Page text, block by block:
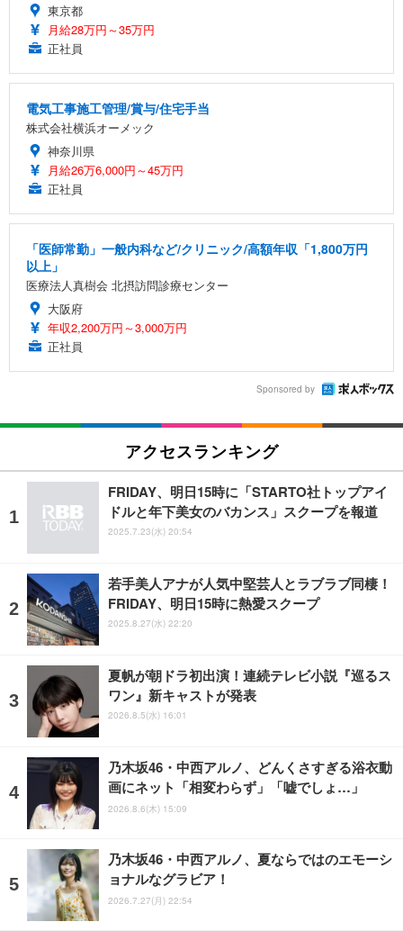
東京都
月給28万円～35万円
正社員
電気工事施工管理/賞与/住宅手当
株式会社横浜オーメック
神奈川県
月給26万6,000円～45万円
正社員
「医師常勤」一般内科など/クリニック/高額年収「1,800万円
以上」
医療法人真樹会 北摂訪問診療センター
大阪府
年収2,200万円～3,000万円
正社員
Sponsored by
アクセスランキング
FRIDAY、明日15時に「STARTO社トップアイ
ドルと年下美女のバカンス」スクープを報道
2025.7.23(水) 20:54
若手美人アナが人気中堅芸人とラブラブ同棲！
FRIDAY、明日15時に熱愛スクープ
2025.8.27(水) 22:20
夏帆が朝ドラ初出演！連続テレビ小説『巡るス
ワン』新キャストが発表
2026.8.5(水) 16:01
乃木坂46・中西アルノ、どんくさすぎる浴衣動
画にネット「相変わらず」「嘘でしょ…」
2026.8.6(木) 15:09
乃木坂46・中西アルノ、夏ならではのエモーシ
ョナルなグラビア！
2026.7.27(月) 22:54